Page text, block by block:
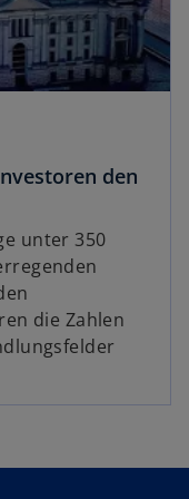
den
unter 350
die Zahlen